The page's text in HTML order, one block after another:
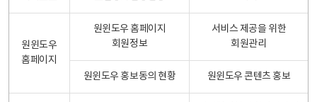
원윈도우
홈페이지
원윈도우 홈페이지
회원정보
서비스 제공을 위한
회원관리
원윈도우 홍보동의 현황 원윈도우 콘텐츠 홍보